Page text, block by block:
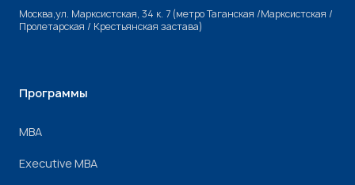
Москва,ул. Марксистская, 34 к. 7 (метро Таганская /Марксистская /
Пролетарская / Крестьянская застава)
Программы
МВА
Executive MBA